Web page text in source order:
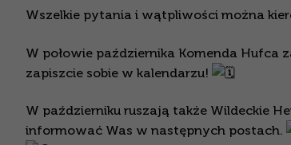
Wszelkie pytania i wątpliwości można
W połowie października Komenda Hufca
zapiszcie sobie w kalendarzu!
W październiku ruszają także Wildeckie
informować Was w następnych postach.